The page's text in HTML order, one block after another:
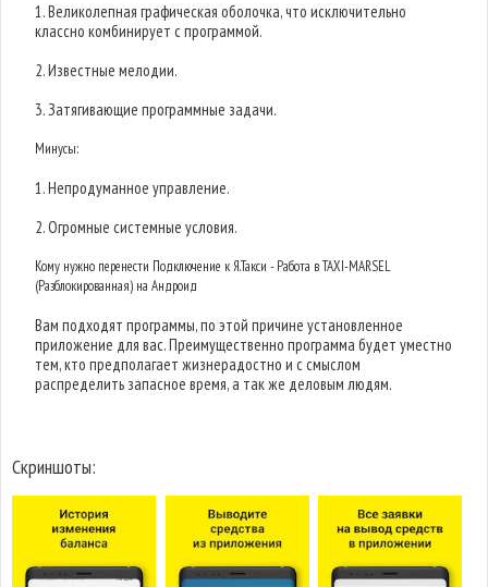
1. Великолепная графическая оболочка, что исключительно
классно комбинирует с программой.
2. Известные мелодии.
3. Затягивающие программные задачи.
Минусы:
1. Непродуманное управление.
2. Огромные системные условия.
Кому нужно перенести Подключение к Я.Такси - Работа в TAXI-MARSEL
(Разблокированная) на Андроид
Вам подходят программы, по этой причине установленное
приложение для вас. Преимущественно программа будет уместно
тем, кто предполагает жизнерадостно и с смыслом
распределить запасное время, а так же деловым людям.
Скриншоты: